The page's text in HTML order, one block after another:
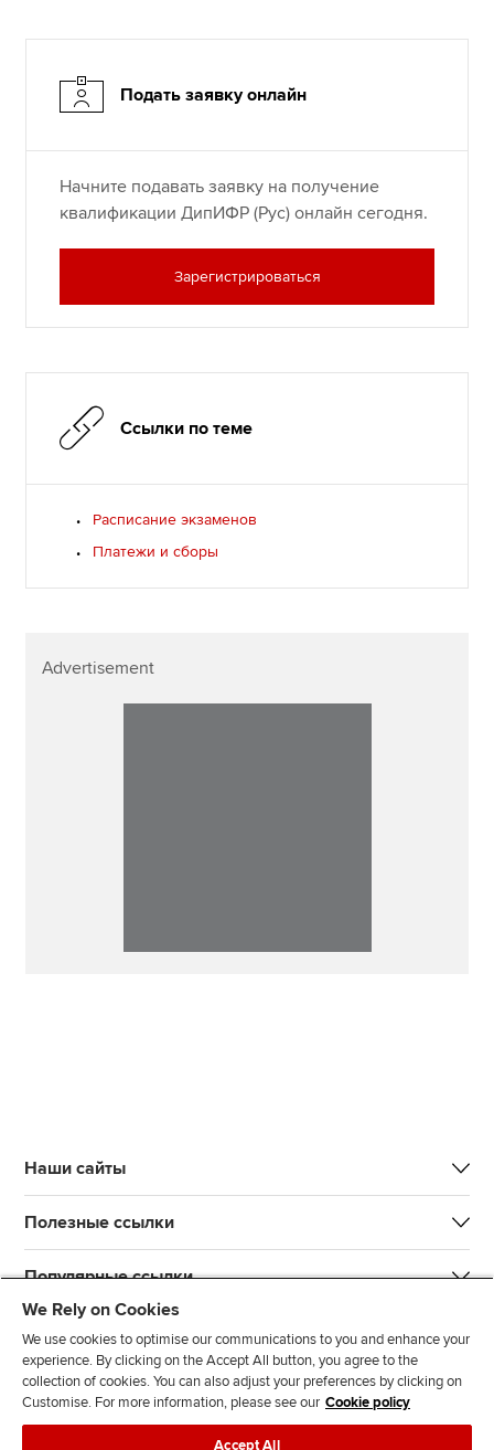
Подать заявку онлайн
Начните подавать заявку на получение
квалификации ДипИФР (Рус) онлайн сегодня.
Зарегистрироваться
Ссылки по теме
Расписание экзаменов
Платежи и сборы
Advertisement
Наши сайты
Полезные ссылки
Популярные ссылки
We Rely on Cookies
We use cookies to optimise our communications to you and enhance your
experience. By clicking on the Accept All button, you agree to the
collection of cookies. You can also adjust your preferences by clicking on
Customise. For more information, please see our Cookie policy
Accept All